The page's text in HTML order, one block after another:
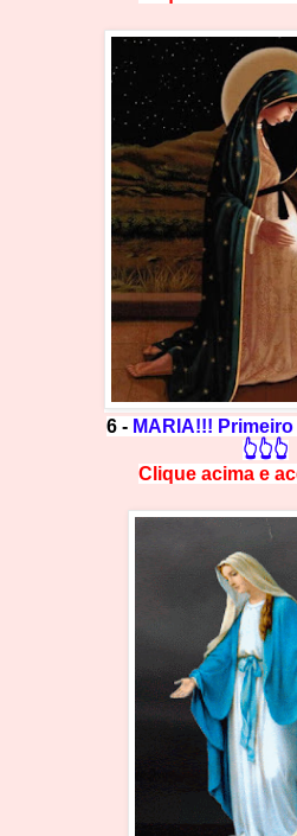
6 - MARIA!!!
👆👆👆
Clique acima e a